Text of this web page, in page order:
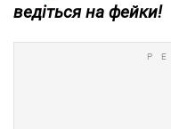
ведіться на фейки!